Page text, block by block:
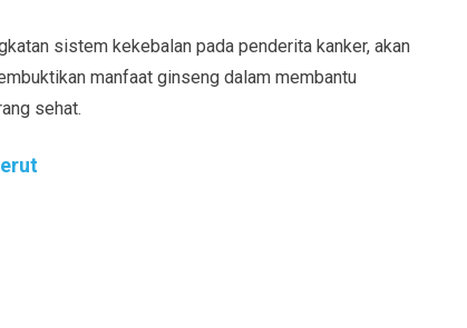
sistem kekebalan pada penderita kanker, akan
manfaat ginseng dalam membantu
sehat.